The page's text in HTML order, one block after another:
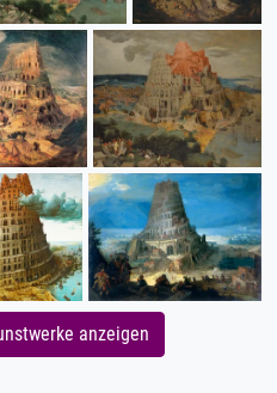
anzeigen